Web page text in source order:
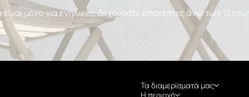
μόνο για ενήλικες. Δεχόμαστε επισκέπτες άνω των 12
Τα διαμερίσματά μας
Η περιοχή